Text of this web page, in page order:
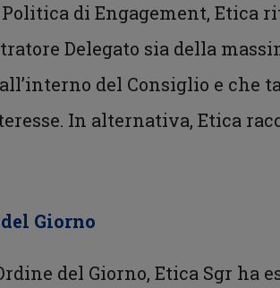
di Engagement, Etica
Delegato sia della
del Consiglio e che
In alternativa, Etica
Giorno
del Giorno, Etica Sgr ha